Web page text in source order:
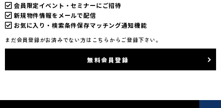
会員限定イベント・セミナーにご招待
新規物件情報をメールで配信
お気に入り・検索条件保存マッチング通知機能
まだ会員登録がお済みでない方はこちらからご登録下さい。
無料会員登録